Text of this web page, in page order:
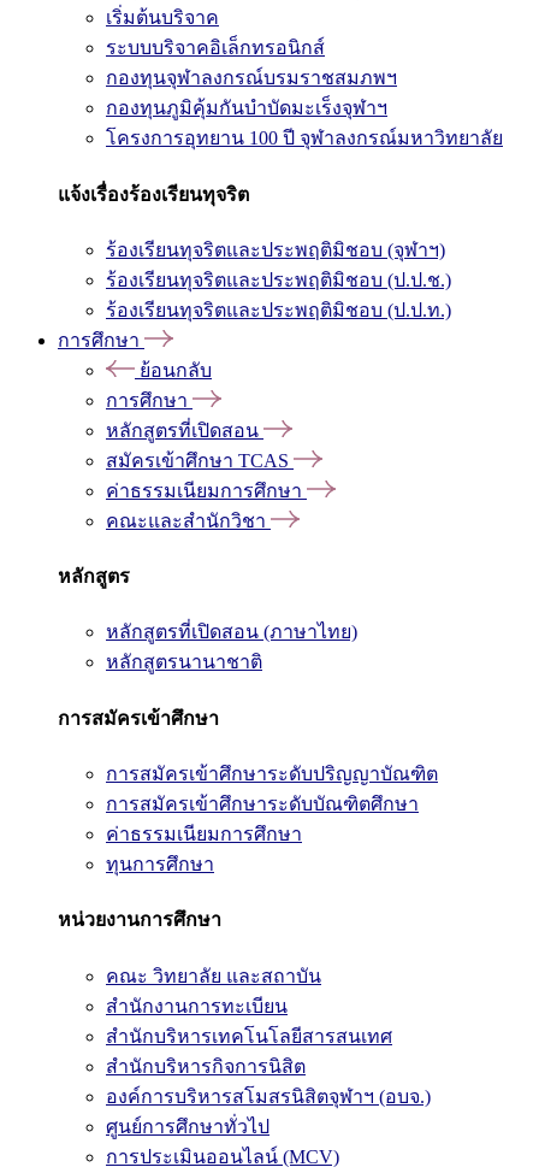
เริ่มต้นบริจาค
ระบบบริจาคอิเล็กทรอนิกส์
กองทุนจุฬาลงกรณ์บรมราชสมภพฯ
กองทุนภูมิคุ้มกันบำบัดมะเร็งจุฬาฯ
โครงการอุทยาน 100 ปี จุฬาลงกรณ์มหาวิทยาลัย
แจ้งเรื่องร้องเรียนทุจริต
ร้องเรียนทุจริตและประพฤติมิชอบ (จุฬาฯ)
ร้องเรียนทุจริตและประพฤติมิชอบ (ป.ป.ช.)
ร้องเรียนทุจริตและประพฤติมิชอบ (ป.ป.ท.)
การศึกษา
ย้อนกลับ
การศึกษา
หลักสูตรที่เปิดสอน
สมัครเข้าศึกษา TCAS
ค่าธรรมเนียมการศึกษา
คณะและสำนักวิชา
หลักสูตร
หลักสูตรที่เปิดสอน (ภาษาไทย)
หลักสูตรนานาชาติ
การสมัครเข้าศึกษา
การสมัครเข้าศึกษาระดับปริญญาบัณฑิต
การสมัครเข้าศึกษาระดับบัณฑิตศึกษา
ค่าธรรมเนียมการศึกษา
ทุนการศึกษา
หน่วยงานการศึกษา
คณะ วิทยาลัย และสถาบัน
สำนักงานการทะเบียน
สำนักบริหารเทคโนโลยีสารสนเทศ
สำนักบริหารกิจการนิสิต
องค์การบริหารสโมสรนิสิตจุฬาฯ (อบจ.)
ศูนย์การศึกษาทั่วไป
การประเมินออนไลน์ (MCV)